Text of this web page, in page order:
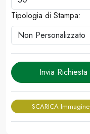
Tipologia di Stampa:
Invia Richiesta
SCARICA Immagine